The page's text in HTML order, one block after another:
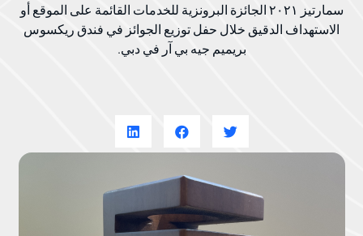
سمارتيز ٢٠٢١ الجائزة البرونزية للخدمات القائمة على الموقع أو
الاستهداف الدقيق خلال حفل توزيع الجوائز في فندق ريكسوس
بريميم جيه بي آر في دبي.